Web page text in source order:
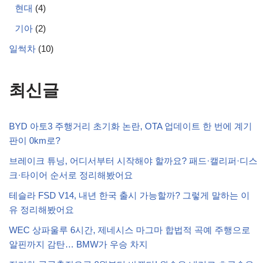
현대 (4)
기아 (2)
일썩차 (10)
최신글
BYD 아토3 주행거리 초기화 논란, OTA 업데이트 한 번에 계기
판이 0km로?
브레이크 튜닝, 어디서부터 시작해야 할까요? 패드·캘리퍼·디스
크·타이어 순서로 정리해봤어요
테슬라 FSD V14, 내년 한국 출시 가능할까? 그렇게 말하는 이
유 정리해봤어요
WEC 상파울루 6시간, 제네시스 마그마 합법적 곡예 주행으로
알핀까지 감탄… BMW가 우승 차지